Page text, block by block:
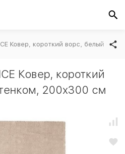
Ковер, короткий ворс, белый с
Ковер, короткий
200x300 см